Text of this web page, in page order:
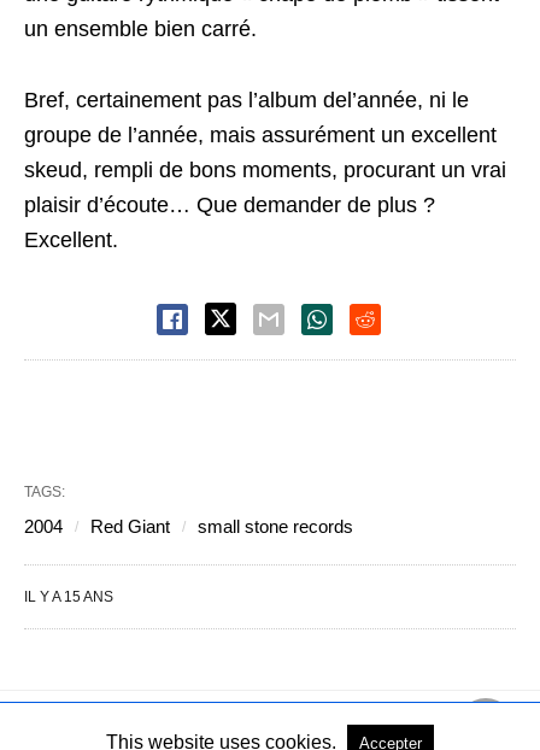
un ensemble bien carré.
Bref, certainement pas l’album del’année, ni le
groupe de l’année, mais assurément un excellent
skeud, rempli de bons moments, procurant un vrai
plaisir d’écoute… Que demander de plus ?
Excellent.
TAGS:
2004 Red Giant small stone records
IL Y A 15 ANS
Copyright © 2004-2026 - Tous droits réservés Voir la version PC
This website uses cookies. Accepter